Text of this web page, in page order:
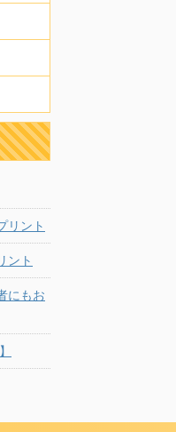
リント
ント
にもお